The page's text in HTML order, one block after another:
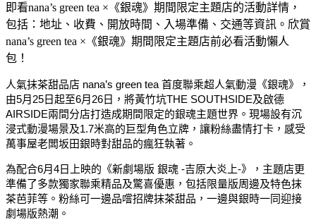
即看nana’s green tea ×《銀魂》期間限定主題店的活動詳情，
包括：地址、收費、開放時間、入場準備、交通等資訊。欣賞
nana’s green tea ×《銀魂》期間限定主題店前必看活動懶人
包！
人氣抹茶甜品店 nana’s green tea 首度聯乘超人氣動漫《銀魂》，
由5月25日起至6月26日，將黃竹坑THE SOUTHSIDE及啟德
AIRSIDE兩間分店打造成期間限定的銀魂主題世界。現場設有沉
浸式動漫場景及1.7米高的巨型角色立牌，讓粉絲盡情打卡，感受
萬事屋老闆坂田銀時對甜品的瘋狂執著。
為配合6月4日上映的《新劇場版 銀魂 -吉原大炎上-》，主題店更
準備了多款獨家聯乘精品及驚喜優惠，包括限量版周邊及特色抹
茶芭菲等。粉絲可一邊品嚐招牌抹茶甜品，一邊與銀時一同迎接
劇場版熱潮。